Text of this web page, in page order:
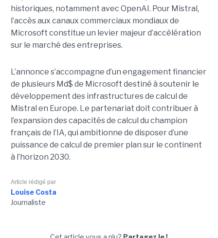
historiques, notamment avec OpenAI. Pour Mistral,
l’accès aux canaux commerciaux mondiaux de
Microsoft constitue un levier majeur d’accélération
sur le marché des entreprises.
L’annonce s’accompagne d’un engagement financier
de plusieurs Md$ de Microsoft destiné à soutenir le
développement des infrastructures de calcul de
Mistral en Europe. Le partenariat doit contribuer à
l’expansion des capacités de calcul du champion
français de l’IA, qui ambitionne de disposer d’une
puissance de calcul de premier plan sur le continent
à l’horizon 2030.
Article rédigé par
Louise Costa
Journaliste